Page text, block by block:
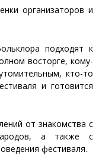
организаторов и
подходят к
восторге, кому-
кто-то
и готовится
от знакомства с
а также с
фестиваля.